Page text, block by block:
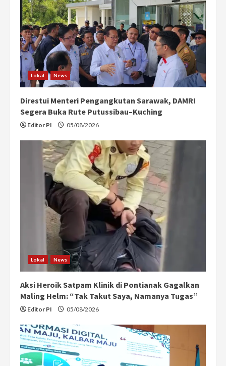
e
a
d
i
n
g
Lokal News
Direstui Menteri Pengangkutan Sarawak, DAMRI
Segera Buka Rute Putussibau–Kuching
Editor PI 05/08/2026
Lokal News
Aksi Heroik Satpam Klinik di Pontianak Gagalkan
Maling Helm: “Tak Takut Saya, Namanya Tugas”
Editor PI 05/08/2026